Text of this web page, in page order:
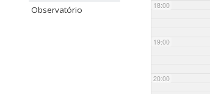
Observatório 18:00
19:00
20:00